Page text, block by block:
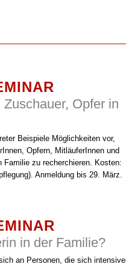
Opfer in
Beispiele Möglichkeiten vor,
Opfern, MitläuferInnen und
Familie zu recherchieren. Kosten:
Anmeldung bis 29. März.
in der Familie?
an Personen, die sich